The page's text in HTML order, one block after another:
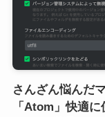
さんざん悩んだ
「Atom」快適